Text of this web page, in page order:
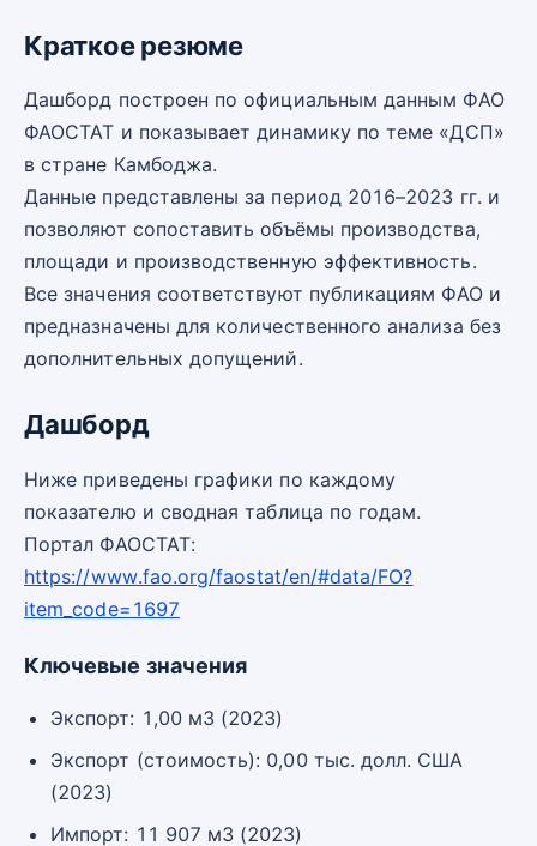
Краткое резюме
Дашборд построен по официальным данным ФАО
ФАОСТАТ и показывает динамику по теме «ДСП»
в стране Камбоджа.
Данные представлены за период 2016–2023 гг. и
позволяют сопоставить объёмы производства,
площади и производственную эффективность.
Все значения соответствуют публикациям ФАО и
предназначены для количественного анализа без
дополнительных допущений.
Дашборд
Ниже приведены графики по каждому
показателю и сводная таблица по годам.
Портал ФАОСТАТ:
https://www.fao.org/faostat/en/#data/FO?
item_code=1697
Ключевые значения
Экспорт: 1,00 м3 (2023)
Экспорт (стоимость): 0,00 тыс. долл. США
(2023)
Импорт: 11 907 м3 (2023)